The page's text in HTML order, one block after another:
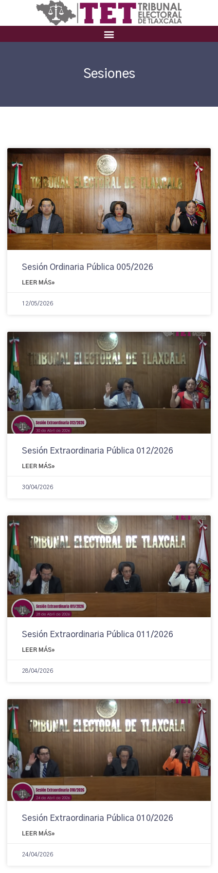
Sesiones
Sesión Ordinaria Pública 005/2026
LEER MÁS»
12/05/2026
Sesión Extraordinaria Pública 012/2026
LEER MÁS»
30/04/2026
Sesión Extraordinaria Pública 011/2026
LEER MÁS»
28/04/2026
Sesión Extraordinaria Pública 010/2026
LEER MÁS»
24/04/2026